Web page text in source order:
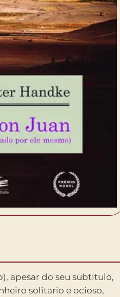
apesar do seu subtitulo,
solitario e ocioso,
Port-Royal-des-Champs,
mas o proprio Don